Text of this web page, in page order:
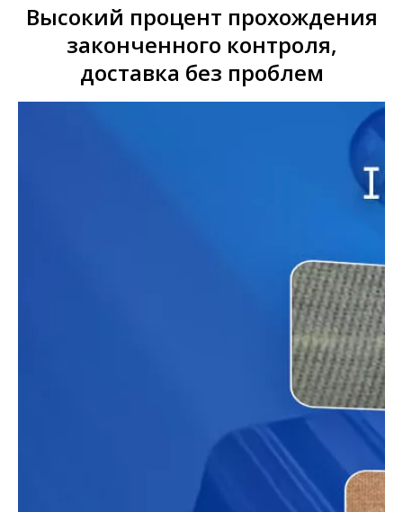
Высокий процент прохождения
законченного контроля,
доставка без проблем